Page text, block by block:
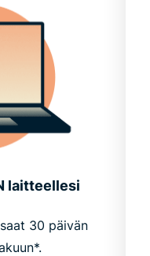
laitteellesi
30 päivän